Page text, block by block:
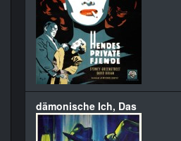
dämonische Ich, Das